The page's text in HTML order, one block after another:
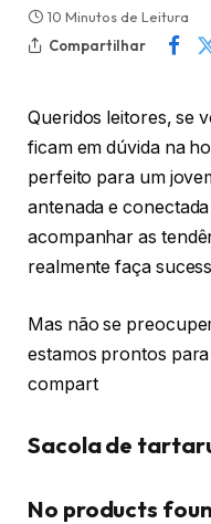
10 Minutos de Leitura
Compartilhar
Queridos leitores, se
ficam em dúvida na
perfeito para um
antenada e
acompanhar as
realmente faça
Mas não se
estamos prontos
compart
Sacola de
No products